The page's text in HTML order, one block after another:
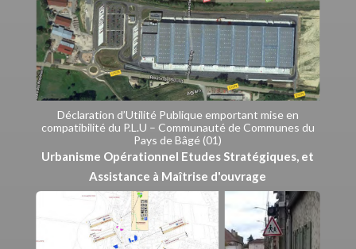
Déclaration d’Utilité Publique emportant mise en
compatibilité du P.L.U – Communauté de Communes du
Pays de Bâgé (01)
Urbanisme Opérationnel Etudes Stratégiques, et
Assistance à Maîtrise d'ouvrage